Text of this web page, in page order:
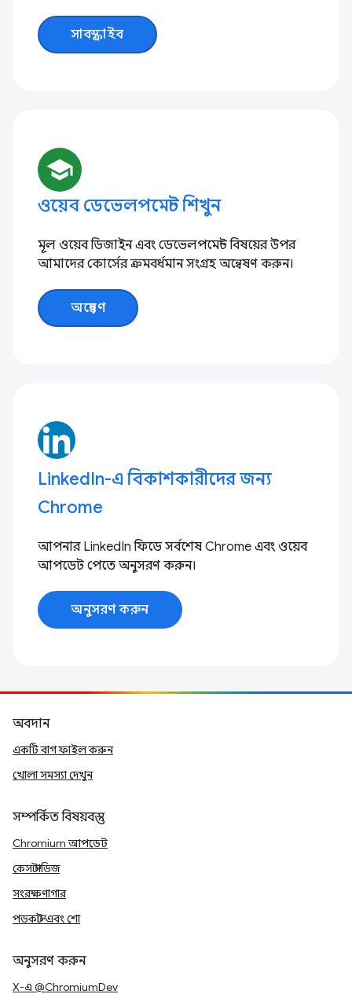
সাবস্ক্রাইব
school
ওয়েব ডেভেলপমেন্ট শিখুন
মূল ওয়েব ডিজাইন এবং ডেভেলপমেন্ট বিষয়ের উপর
আমাদের কোর্সের ক্রমবর্ধমান সংগ্রহ অন্বেষণ করুন।
অন্বেষণ
LinkedIn-এ বিকাশকারীদের জন্য
Chrome
আপনার LinkedIn ফিডে সর্বশেষ Chrome এবং ওয়েব
আপডেট পেতে অনুসরণ করুন।
অনুসরণ করুন
অবদান
একটি বাগ ফাইল করুন
খোলা সমস্যা দেখুন
সম্পর্কিত বিষয়বস্তু
Chromium আপডেট
কেস স্টাডিজ
সংরক্ষণাগার
পডকাস্ট এবং শো
অনুসরণ করুন
X-এ @ChromiumDev